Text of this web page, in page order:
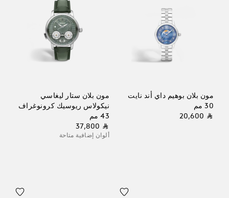
مون بلان بوهيم داي أند نايت
30 مم
⃁ 20,600
مون بلان ستار ليغاسي
نيكولاس ريوسيك كرونوغراف
43 مم
⃁ 37,800
ألوان إضافية متاحة